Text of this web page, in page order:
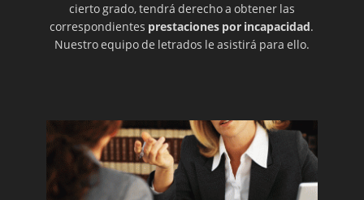
cierto grado, tendrá derecho a obtener las
correspondientes prestaciones por incapacidad.
Nuestro equipo de letrados le asistirá para ello.